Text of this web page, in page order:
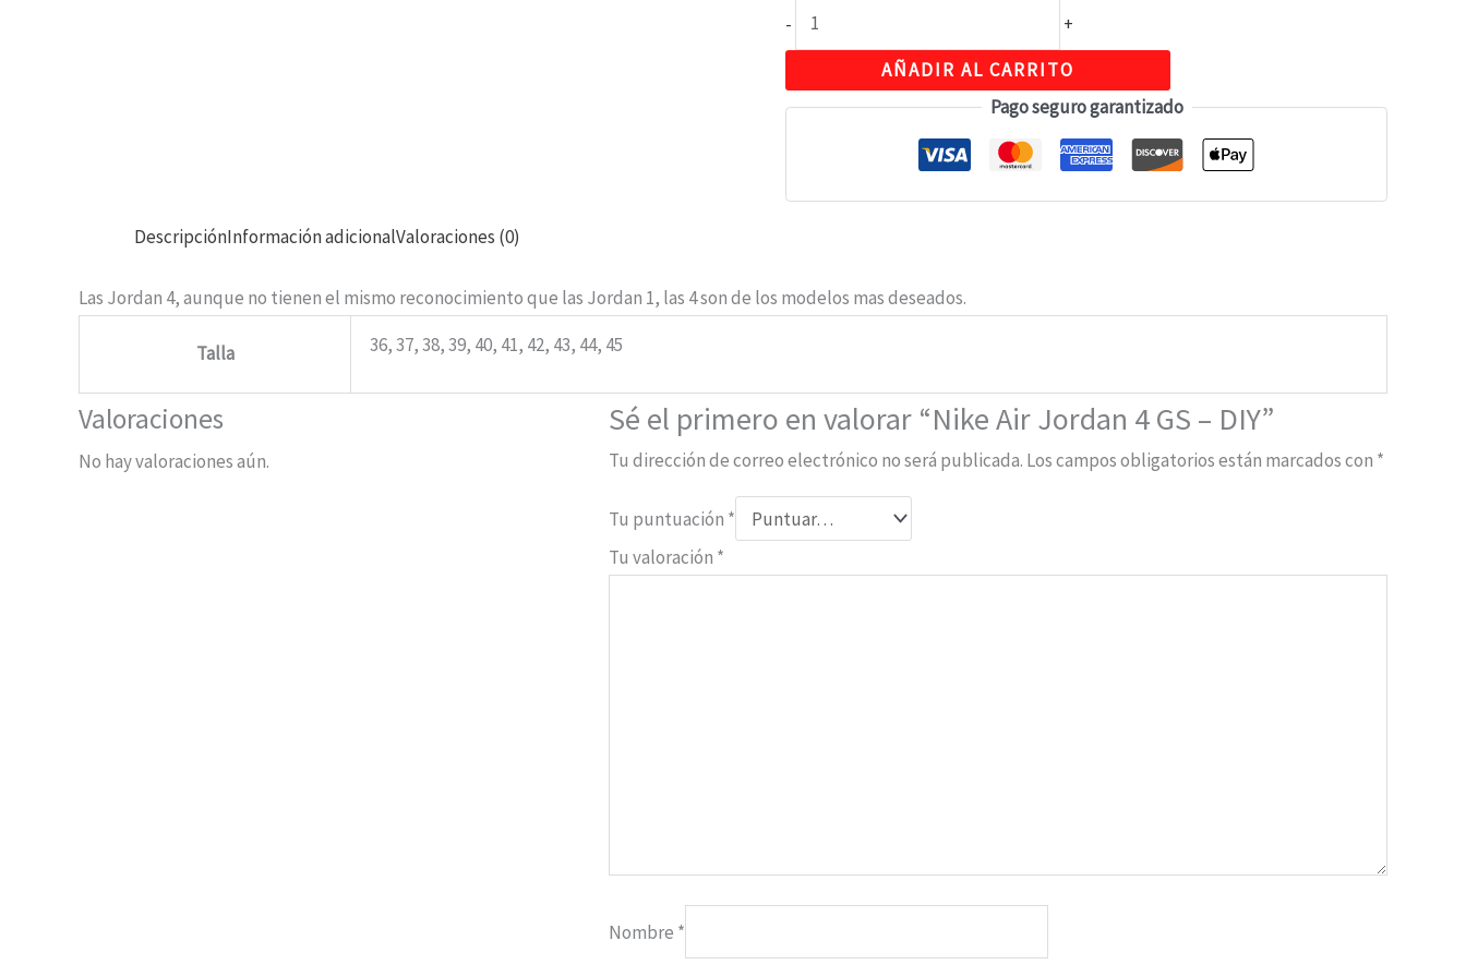
-
+
AÑADIR AL CARRITO
Pago seguro garantizado
DescripciónInformación adicionalValoraciones (0)
Las Jordan 4, aunque no tienen el mismo reconocimiento que las Jordan 1, las 4 son de los modelos mas deseados.
Talla 36, 37, 38, 39, 40, 41, 42, 43, 44, 45
Valoraciones
No hay valoraciones aún.
Sé el primero en valorar “Nike Air Jordan 4 GS – DIY”
Tu dirección de correo electrónico no será publicada. Los campos obligatorios están marcados con *
Tu puntuación *
Tu valoración *
Nombre *